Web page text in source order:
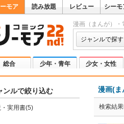
モア 読み放題 レビュー シーモ
漫画（まんが）・
ジャンルで探す
総合 少年・青年 少女・女性
ンルで絞り込む
実用書(5)
漫画(ま
検索結